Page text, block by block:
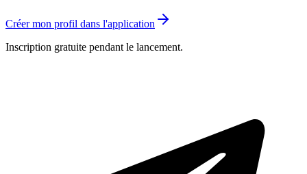
Créer mon profil dans l'application
Inscription gratuite pendant le lancement.